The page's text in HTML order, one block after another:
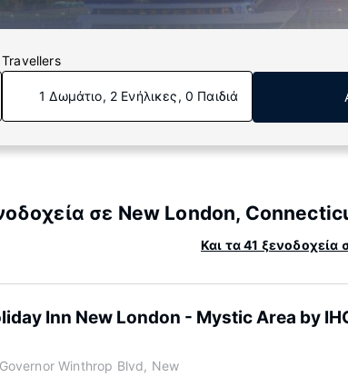
Travellers
1 Δωμάτιο, 2 Ενήλικες, 0 Παιδιά
σε New London,
Και τα 41
Inn New London - Mystic Area by
Winthrop Blvd, New